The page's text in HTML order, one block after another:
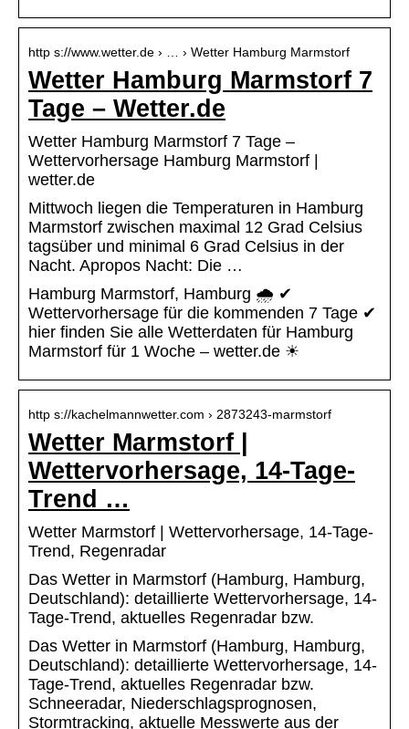
http s://www.wetter.de › … › Wetter Hamburg Marmstorf
Wetter Hamburg Marmstorf 7
Tage – Wetter.de
Wetter Hamburg Marmstorf 7 Tage –
Wettervorhersage Hamburg Marmstorf |
wetter.de
Mittwoch liegen die Temperaturen in Hamburg
Marmstorf zwischen maximal 12 Grad Celsius
tagsüber und minimal 6 Grad Celsius in der
Nacht. Apropos Nacht: Die …
Hamburg Marmstorf, Hamburg 🌧️ ✔
Wettervorhersage für die kommenden 7 Tage ✔
hier finden Sie alle Wetterdaten für Hamburg
Marmstorf für 1 Woche – wetter.de ☀
http s://kachelmannwetter.com › 2873243-marmstorf
Wetter Marmstorf |
Wettervorhersage, 14-Tage-
Trend …
Wetter Marmstorf | Wettervorhersage, 14-Tage-
Trend, Regenradar
Das Wetter in Marmstorf (Hamburg, Hamburg,
Deutschland): detaillierte Wettervorhersage, 14-
Tage-Trend, aktuelles Regenradar bzw.
Das Wetter in Marmstorf (Hamburg, Hamburg,
Deutschland): detaillierte Wettervorhersage, 14-
Tage-Trend, aktuelles Regenradar bzw.
Schneeradar, Niederschlagsprognosen,
Stormtracking, aktuelle Messwerte aus der